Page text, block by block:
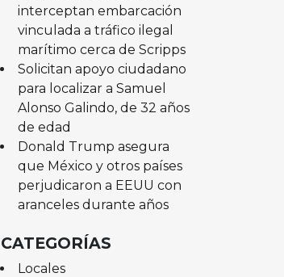
interceptan embarcación
vinculada a tráfico ilegal
marítimo cerca de Scripps
Solicitan apoyo ciudadano
para localizar a Samuel
Alonso Galindo, de 32 años
de edad
Donald Trump asegura
que México y otros países
perjudicaron a EEUU con
aranceles durante años
CATEGORÍAS
Locales